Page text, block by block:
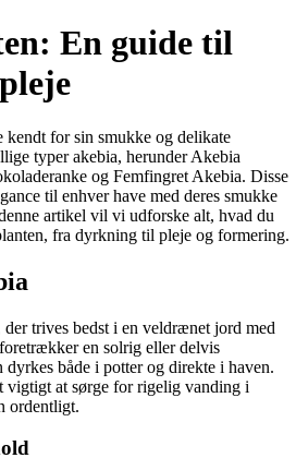
En guide til
for sin smukke og delikate
typer akebia, herunder Akebia
og Femfingret Akebia. Disse
til enhver have med deres smukke
artikel vil vi udforske alt, hvad du
fra dyrkning til pleje og formering.
trives bedst i en veldrænet jord med
en solrig eller delvis
både i potter og direkte i haven.
vigtigt at sørge for rigelig vanding i
ordentligt.